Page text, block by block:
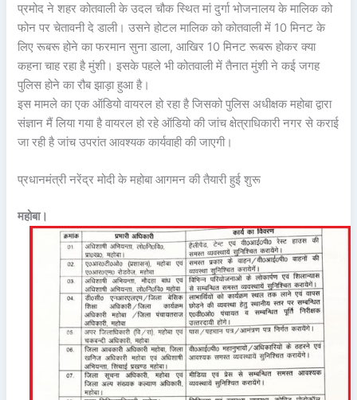
प्रमोद ने शहर कोतवाली के उदल चौक स्थित मां दुर्गा भोजनालय के मालिक को
फोन पर चेतावनी दे डाली। उसने होटल मालिक को कोतवाली में 10 मिनट के
लिए रूबरू होने का फरमान सुना डाला, आखिर 10 मिनट रूबरू होकर क्या
कहना चाह रहा है मुंशी। इसके पहले भी कोतवाली में तैनात मुंशी ने कई जगह
पुलिस होने का रौब झाड़ा हुआ है।
इस मामले का एक ऑडियो वायरल हो रहा है जिसको पुलिस अधीक्षक महोबा द्वारा
संज्ञान मैं लिया गया है वायरल हो रहे ऑडियो की जांच क्षेत्राधिकारी नगर से कराई
जा रही है जांच उपरांत आवश्यक कार्यवाही की जाएगी।
प्रधानमंत्री नरेंद्र मोदी के महोबा आगमन की तैयारी हुई शुरू
महोबा।